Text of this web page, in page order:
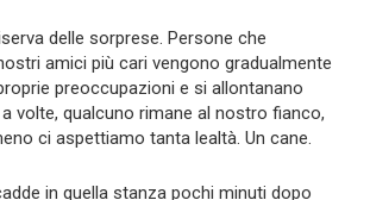
delle sorprese. Persone che
amici più cari vengono gradualmente
preoccupazioni e si allontanano
volte, qualcuno rimane al nostro fianco,
ci aspettiamo tanta lealtà. Un cane.
in quella stanza pochi minuti dopo